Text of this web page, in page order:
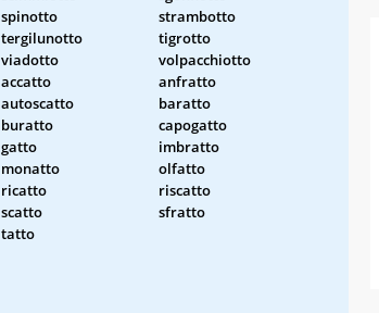
spinotto
strambotto
tergilunotto
tigrotto
viadotto
volpacchiotto
accatto
anfratto
autoscatto
baratto
buratto
capogatto
gatto
imbratto
monatto
olfatto
ricatto
riscatto
scatto
sfratto
tatto